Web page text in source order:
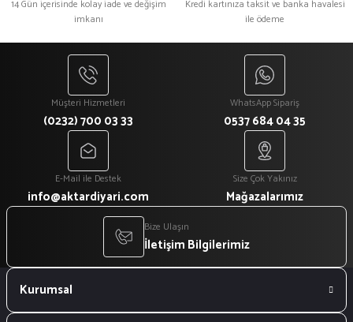
14 Gün içerisinde kolay iade ve değişim
imkanı
Kredi kartınıza taksit ve banka havalesi
ile ödeme
Müşteri Hizmetleri
(0232) 700 03 33
WhatsApp Sipariş
0537 684 04 35
E-Mail ile Destek
info@aktardiyari.com
Size Çok Yakınız
Mağazalarımız
Bize Ulaşın
İletişim Bilgilerimiz
Kurumsal